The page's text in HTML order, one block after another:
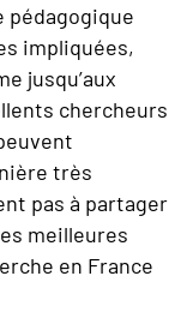
pédagogique
impliquées,
jusqu’aux
chercheurs
très
pas à partager
meilleures
en France